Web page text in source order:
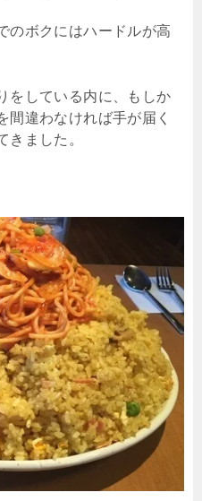
のボクにはハードルが高
をしている内に、もしか
間違わなければ手が届く
きました。